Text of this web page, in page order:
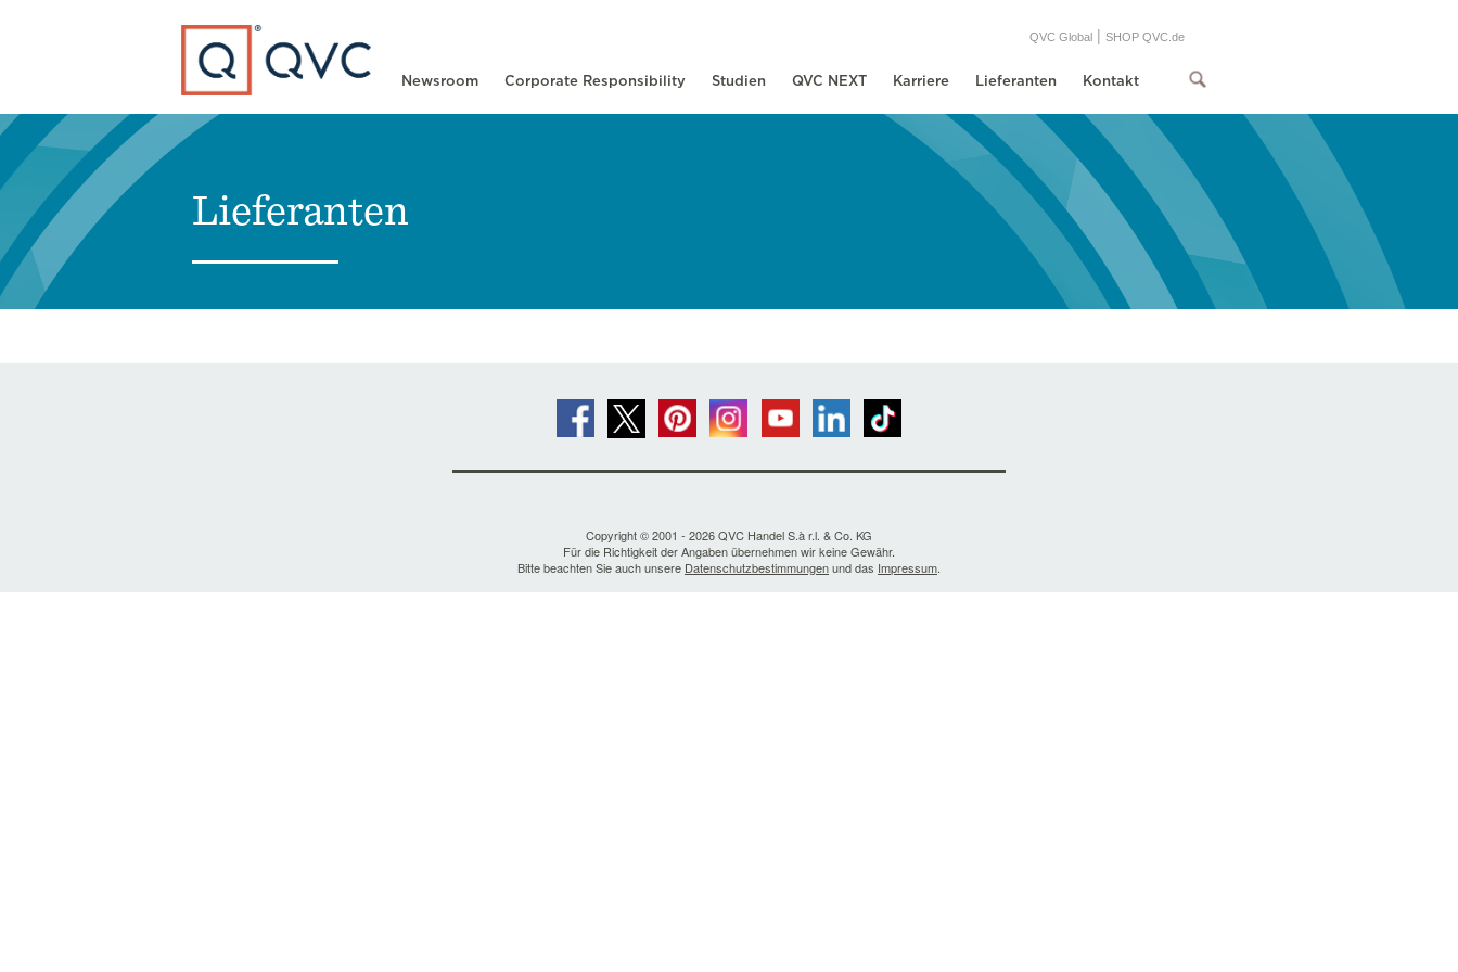
Newsroom Corporate Responsibility Studien QVC NEXT Karriere Lieferanten Kontakt
QVC Global | SHOP QVC.de
Type to search
Lieferanten
Copyright © 2001 - 2026 QVC Handel S.à r.l. & Co. KG
Für die Richtigkeit der Angaben übernehmen wir keine Gewähr.
Bitte beachten Sie auch unsere Datenschutzbestimmungenund das Impressum.